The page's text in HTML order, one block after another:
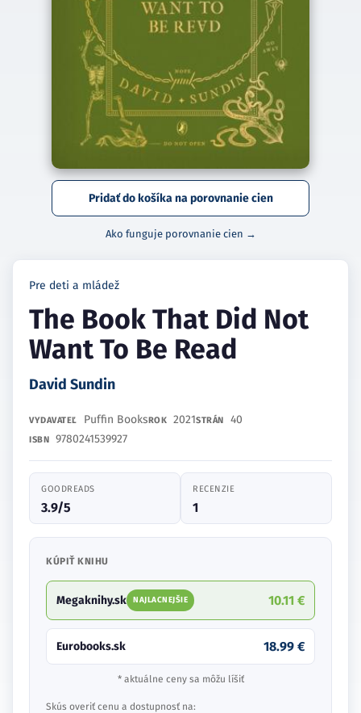
Pridať do košíka na porovnanie cien
Ako funguje porovnanie cien →
Pre deti a mládež
The Book That Did Not
Want To Be Read
David Sundin
VYDAVATEĽ Puffin BooksROK 2021STRÁN 40
ISBN 9780241539927
GOODREADS
3.9/5
RECENZIE
1
KÚPIŤ KNIHU
Megaknihy.sk NAJLACNEJŠIE 10.11 €
Eurobooks.sk 18.99 €
* aktuálne ceny sa môžu líšiť
Skús overiť cenu a dostupnosť na: